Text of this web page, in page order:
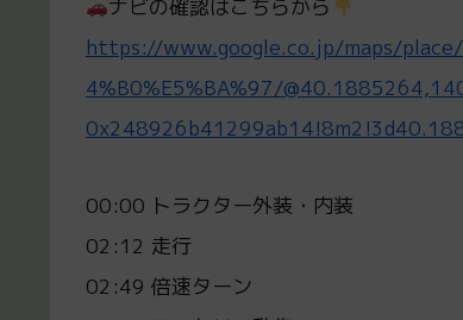
ナビの確認はこちらから
https://www.google.co.jp/maps/place/
4%B0%E5%BA%97/
00:00 トラクター外装・内装
02:12 走行
02:49 倍速ターン